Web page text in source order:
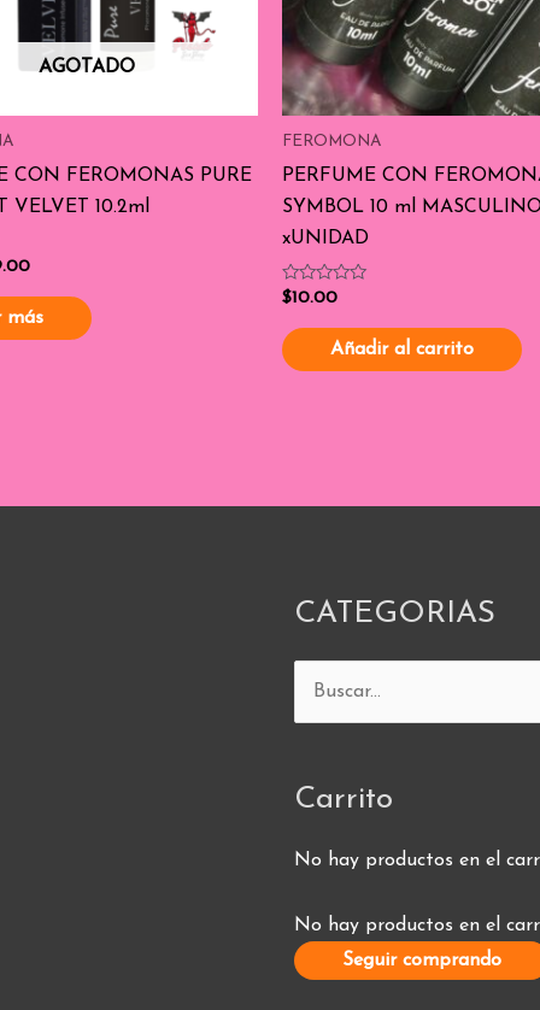
AGOTADO
CON FEROMONAS PURE
VELVET 10.2ml
más
FEROMONA
PERFUME CON
SYMBOL 10 ml
xUNIDAD
Valorado
de
5
$10.00
Añadir al carrito
CATEGORIAS
Buscar
por:
Carrito
No hay productos en el
No hay productos en el
Seguir comprando